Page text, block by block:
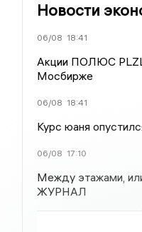
Новости
06/08 18:41
Акции ПОЛЮС
Мосбирже
06/08 18:41
Курс юаня
06/08 17:10
Между этажами,
ЖУРНАЛ